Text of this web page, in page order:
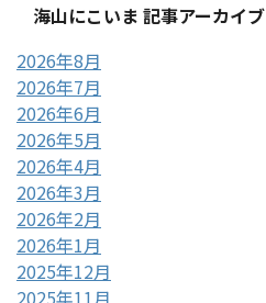
海山にこいま 記事アーカイブ
2026年8月
2026年7月
2026年6月
2026年5月
2026年4月
2026年3月
2026年2月
2026年1月
2025年12月
2025年11月